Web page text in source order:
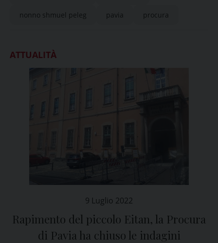
nonno shmuel peleg pavia procura
ATTUALITÀ
9 Luglio 2022
Rapimento del piccolo Eitan, la Procura
di Pavia ha chiuso le indagini